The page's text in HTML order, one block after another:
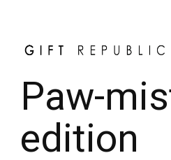
Paw-
edition